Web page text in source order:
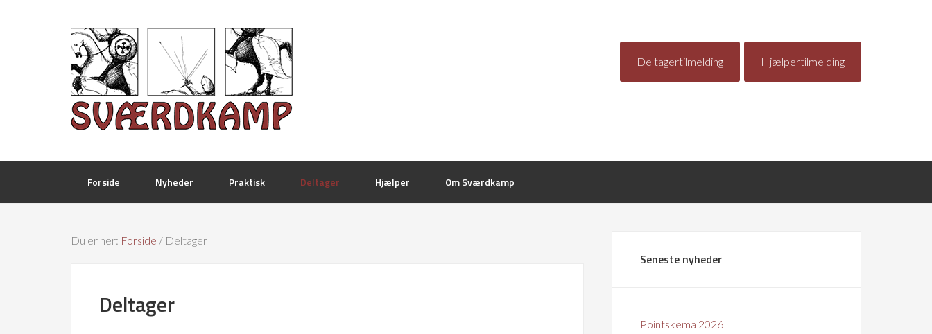
Deltagertilmelding Hjælpertilmelding
Forside Nyheder Praktisk Deltager Hjælper Om Sværdkamp
Du er her: Forside / Deltager
Deltager
Seneste nyheder
Pointskema 2026